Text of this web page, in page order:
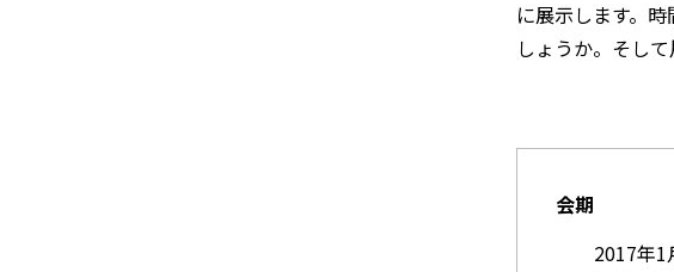
に展示します。
しょうか。そし
会期
2017年1